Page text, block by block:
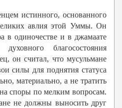
истинного, основанного
авлия этой Уммы. Он
в одиночестве и в джамаате
благосостояния
он считал, что мусульмане
силы для поднятия статуса
материально, а не тратить
споры по мелким вопросам.
не должны выносить друг